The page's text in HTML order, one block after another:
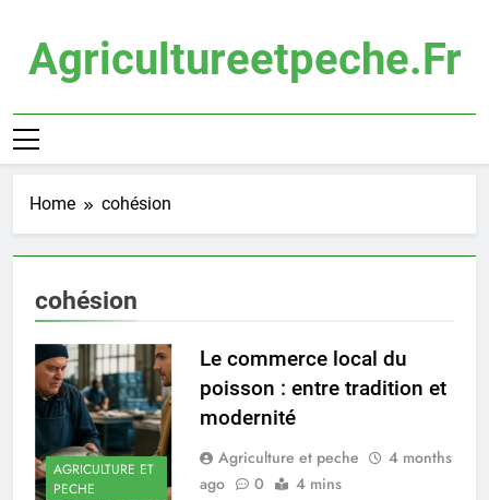
contentAgricultureetpeche.fr
Home cohésion
cohésion
AGRICULTURE ET
PECHE
Le commerce local du
poisson : entre tradition et
modernité
Agriculture et peche
4 months
ago
0 4 mins